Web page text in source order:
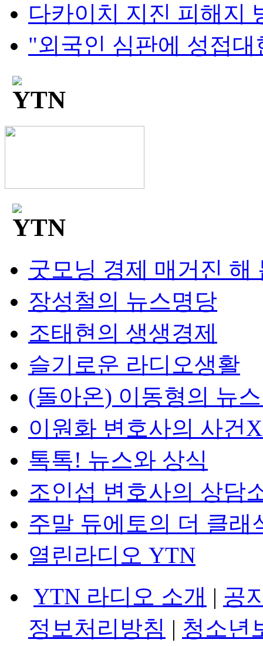
다카이치 지진 피해지
"외국인 심판에 성접대
굿모닝 경제 매거진 해
장성철의 뉴스명당
조태현의 생생경제
슬기로운 라디오생활
(돌아온) 이동형의 뉴
이원화 변호사의 사건
톡톡! 뉴스와 상식
조인섭 변호사의 상담
주말 듀에토의 더 클래
열린라디오 YTN
YTN 라디오 소개 | 공
정보처리방침 | 청소년